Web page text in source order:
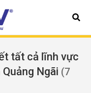
tất cả lĩnh vực
Ngãi (7